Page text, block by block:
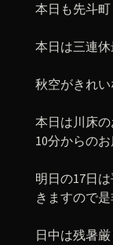
本日も先斗
本日は三連休
秋空がきれい
本日は川床
10分からの
明日の17日
きますので
日中は残暑